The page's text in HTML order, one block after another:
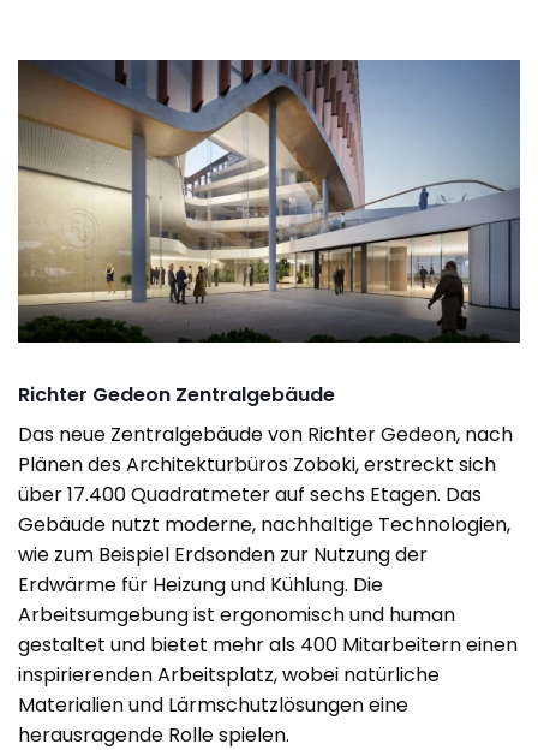
Richter Gedeon Zentralgebäude
Das neue Zentralgebäude von Richter Gedeon, nach
Plänen des Architekturbüros Zoboki, erstreckt sich
über 17.400 Quadratmeter auf sechs Etagen. Das
Gebäude nutzt moderne, nachhaltige Technologien,
wie zum Beispiel Erdsonden zur Nutzung der
Erdwärme für Heizung und Kühlung. Die
Arbeitsumgebung ist ergonomisch und human
gestaltet und bietet mehr als 400 Mitarbeitern einen
inspirierenden Arbeitsplatz, wobei natürliche
Materialien und Lärmschutzlösungen eine
herausragende Rolle spielen.